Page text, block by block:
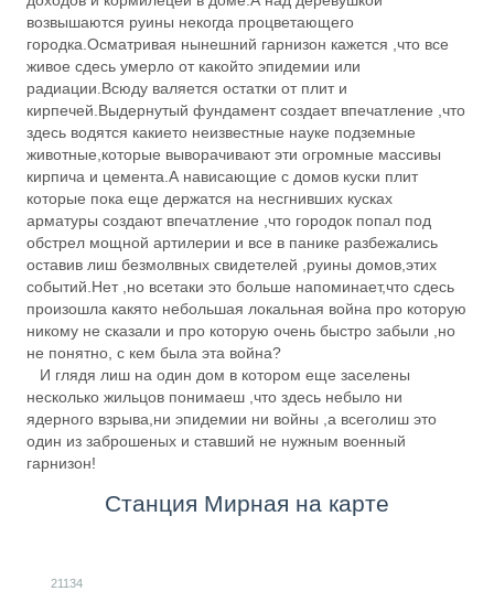
возвышаются руины некогда процветающего
городка.Осматривая нынешний гарнизон кажется ,что все
живое сдесь умерло от какойто эпидемии или
радиации.Всюду валяется остатки от плит и
кирпечей.Выдернутый фундамент создает впечатление ,что
здесь водятся какието неизвестные науке подземные
животные,которые выворачивают эти огромные массивы
кирпича и цемента.А нависающие с домов куски плит
которые пока еще держатся на несгнивших кусках
арматуры создают впечатление ,что городок попал под
обстрел мощной артилерии и все в панике разбежались
оставив лиш безмолвных свидетелей ,руины домов,этих
событий.Нет ,но всетаки это больше напоминает,что сдесь
произошла какято небольшая локальная война про которую
никому не сказали и про которую очень быстро забыли ,но
не понятно, с кем была эта война?
И глядя лиш на один дом в котором еще заселены
несколько жильцов понимаеш ,что здесь небыло ни
ядерного взрыва,ни эпидемии ни войны ,а всеголиш это
один из заброшеных и ставший не нужным военный
гарнизон!
Станция Мирная на карте
21134